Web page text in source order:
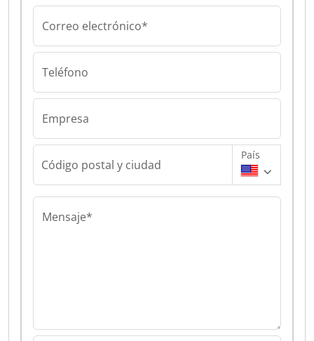
Correo electrónico*
Teléfono
Empresa
Código postal y ciudad
País
Mensaje*